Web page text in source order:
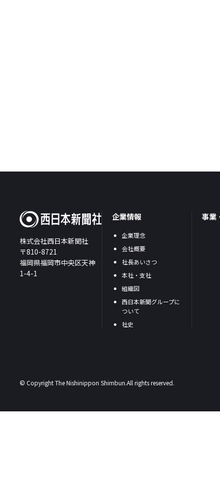
株式会社西日本新聞社
〒810-8721
福岡県福岡市中央区天神
1-4-1
企業情報
企業理念
会社概要
社長あいさつ
本社・支社
組織図
西日本新聞グループに
ついて
社史
事業
© Copyright The Nishinippon Shimbun.All rights reserved.